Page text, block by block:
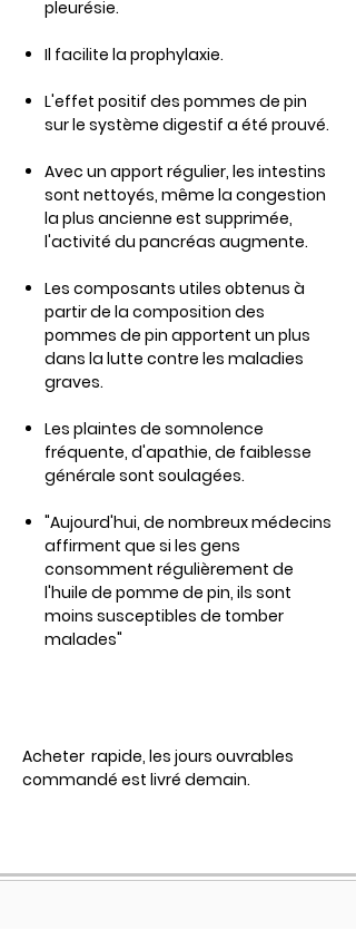
pleurésie.
Il facilite la prophylaxie.
L'effet positif des pommes de pin
sur le système digestif a été prouvé.
Avec un apport régulier, les intestins
sont nettoyés, même la congestion
la plus ancienne est supprimée,
l'activité du pancréas augmente.
Les composants utiles obtenus à
partir de la composition des
pommes de pin apportent un plus
dans la lutte contre les maladies
graves.
Les plaintes de somnolence
fréquente, d'apathie, de faiblesse
générale sont soulagées.
"Aujourd'hui, de nombreux médecins
affirment que si les gens
consomment régulièrement de
l'huile de pomme de pin, ils sont
moins susceptibles de tomber
malades"
Acheter rapide, les jours ouvrables
commandé est livré demain.